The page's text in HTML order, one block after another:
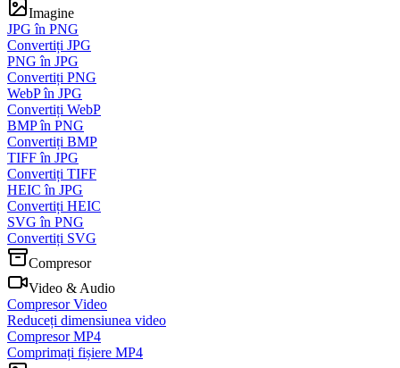
Imagine
JPG în PNG
Convertiți JPG
PNG în JPG
Convertiți PNG
WebP în JPG
Convertiți WebP
BMP în PNG
Convertiți BMP
TIFF în JPG
Convertiți TIFF
HEIC în JPG
Convertiți HEIC
SVG în PNG
Convertiți SVG
Compresor
Video & Audio
Compresor Video
Reduceți dimensiunea video
Compresor MP4
Comprimați fișiere MP4